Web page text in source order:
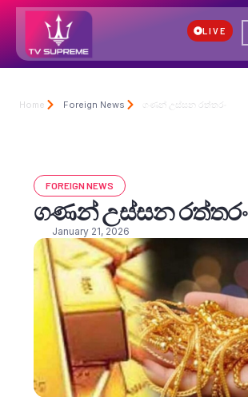
LIVE
Home Foreign News ගණන් උස්සන රත්තරං
FOREIGN NEWS
ගණන් උස්සන රත්තරං
January 21, 2026